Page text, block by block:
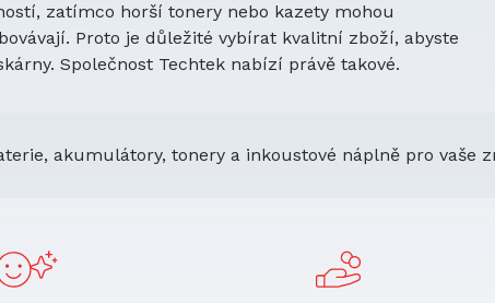
zatímco horší tonery nebo kazety mohou
Proto je důležité vybírat kvalitní zboží, abyste
Společnost Techtek nabízí právě takové.
akumulátory, tonery a inkoustové náplně pro vaše